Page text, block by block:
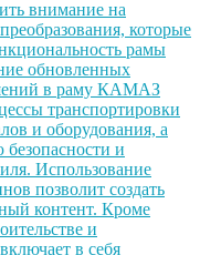
внимание на
которые
рамы
обновленных
в раму КАМАЗ
транспортировки
и оборудования, а
и
Использование
позволит создать
контент. Кроме
и
в себя